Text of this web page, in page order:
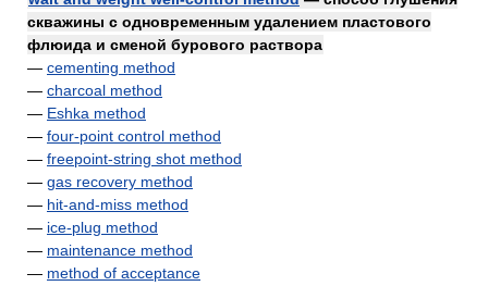
скважины с одновременным удалением пластового
флюида и сменой бурового раствора
— cementing method
— charcoal method
— Eshka method
— four-point control method
— freepoint-string shot method
— gas recovery method
— hit-and-miss method
— ice-plug method
— maintenance method
— method of acceptance